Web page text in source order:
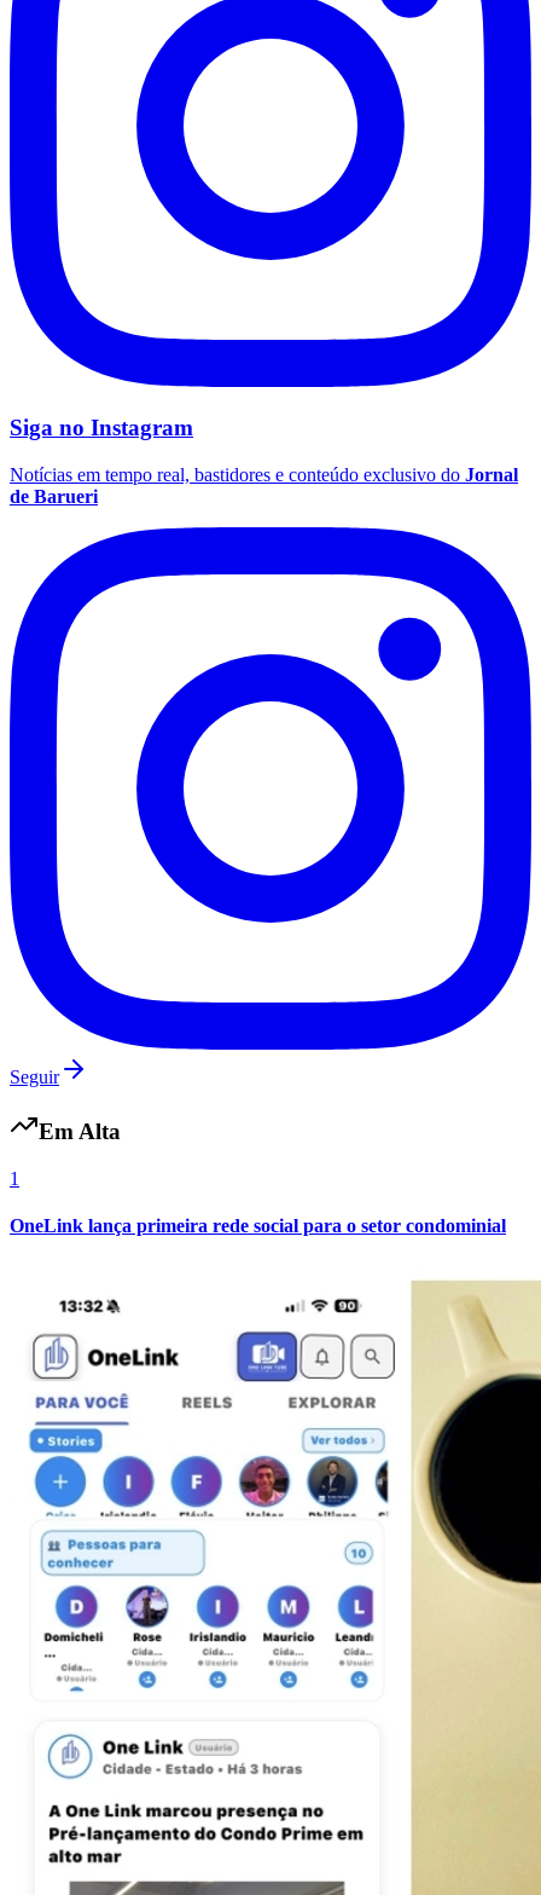
Flamengo
Vasco
Siga no Instagram
Notícias em tempo real, bastidores e conteúdo exclusivo do Jornal
de Barueri
Seguir
Em Alta
1
OneLink lança primeira rede social para o setor condominial